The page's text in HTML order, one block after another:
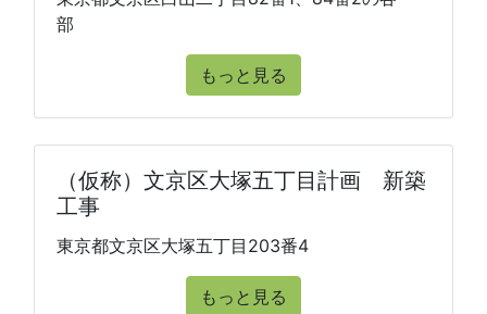
部
もっと見る
（仮称）文京区大塚五丁目計画 新築
工事
東京都文京区大塚五丁目203番4
もっと見る